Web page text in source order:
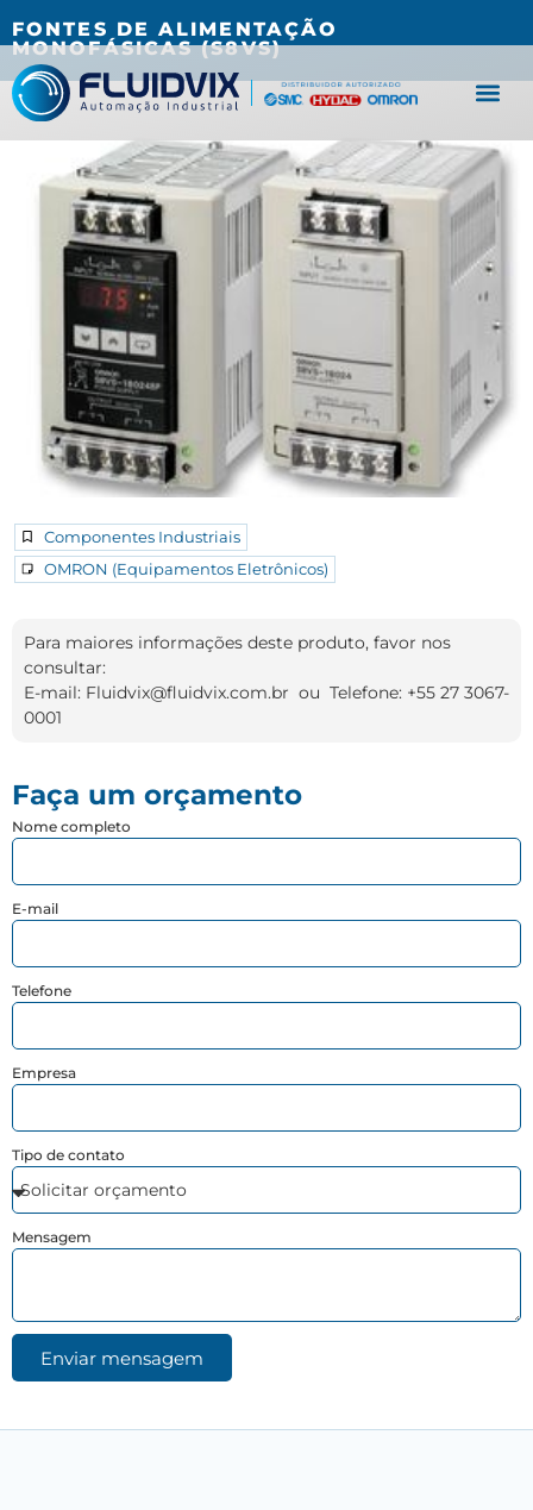
(27) 3067-0001 fluidvix@fluidvix.com.br
FONTES DE ALIMENTAÇÃO
MONOFÁSICAS (S8VS)
Componentes Industriais
OMRON (Equipamentos Eletrônicos)
Para maiores informações deste produto, favor nos
consultar:
E-mail: Fluidvix@fluidvix.com.br ou Telefone: +55 27 3067-
0001
Faça um orçamento
Nome completo
E-mail
Telefone
Empresa
Tipo de contato
Mensagem
Enviar mensagem